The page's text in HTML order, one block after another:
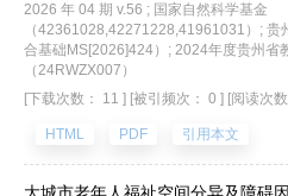
对农村居民点空间布局的影响。结果表
活力空间分布差异较大，总体呈现以撒
村、龙场村和戈座村为主的分布态势；
民点可确定为经济中心区、乡村重构区
区域。研究通过不同优化类型的空间指
2026 年 04 期 v.56 ; 国家自然科学基金
（42361028,42271228,41961031）;
合基础MS[2026]424）; 2024年度贵州省
（24RWZX007）
[下载次数： 11 ] [被引频次： 0 ] [阅读次
HTML PDF 引用本文